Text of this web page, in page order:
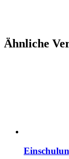
Ähnliche